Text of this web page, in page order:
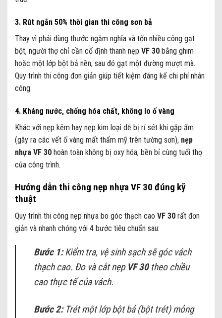
3. Rút ngắn 50% thời gian thi công sơn bả
Thay vì phải dùng thước ngắm nghĩa và tốn nhiều công gạt
bột, người thợ chỉ cần cố định thanh nẹp VF 30 bằng ghim
hoặc một lớp bột bả nền, sau đó gạt một đường mượt mà.
Quy trình thi công đơn giản giúp tiết kiệm đáng kể chi phí nhân
công.
4. Kháng nước, chống hóa chất, không lo ố vàng
Khác với nẹp kẽm hay nẹp kim loại dễ bị rỉ sét khi gặp ẩm
(gây ra các vết ố vàng mất thẩm mỹ trên tường sơn), nẹp
nhựa VF 30 hoàn toàn không bị oxy hóa, bền bỉ cùng tuổi thọ
của công trình.
Hướng dẫn thi công nẹp nhựa VF 30 đúng kỹ
thuật
Quy trình thi công nẹp nhựa bo góc thạch cao VF 30 rất đơn
giản và nhanh chóng với 4 bước tiêu chuẩn sau:
Bước 1:Kiểm tra, vệ sinh sạch sẽ góc vách
thạch cao. Đo và cắt nẹp VF 30theo chiều
cao thực tế của vách.
Bước 2:Trét một lớp bột bả (bột trét) mỏng